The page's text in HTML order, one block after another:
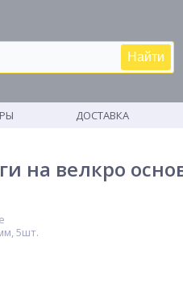
Найти
ДОСТАВКА
велкро
5шт.